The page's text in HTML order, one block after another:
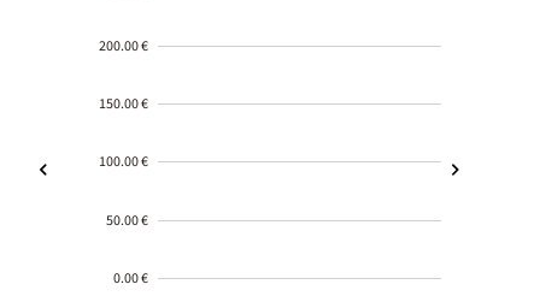
200.00 €
150.00 €
100.00 €
50.00 €
0.00 €